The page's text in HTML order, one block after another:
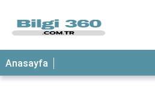
ANASAYFA
Anasayfa